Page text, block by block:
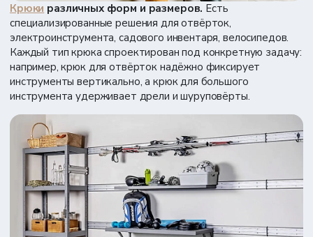
Крюки различных форм и размеров. Есть
специализированные решения для отвёрток,
электроинструмента, садового инвентаря, велосипедов.
Каждый тип крюка спроектирован под конкретную задачу:
например, крюк для отвёрток надёжно фиксирует
инструменты вертикально, а крюк для большого
инструмента удерживает дрели и шуруповёрты.